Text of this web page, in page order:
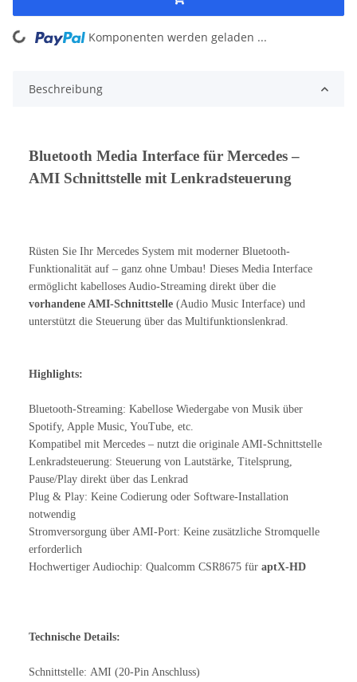
Komponenten werden geladen ...
Beschreibung
Bluetooth Media Interface für Mercedes –
AMI Schnittstelle mit Lenkradsteuerung
Rüsten Sie Ihr Mercedes System mit moderner Bluetooth-
Funktionalität auf – ganz ohne Umbau! Dieses Media Interface
ermöglicht kabelloses Audio-Streaming direkt über die
vorhandene AMI-Schnittstelle (Audio Music Interface) und
unterstützt die Steuerung über das Multifunktionslenkrad.
Highlights:
Bluetooth-Streaming: Kabellose Wiedergabe von Musik über
Spotify, Apple Music, YouTube, etc.
Kompatibel mit Mercedes – nutzt die originale AMI-Schnittstelle
Lenkradsteuerung: Steuerung von Lautstärke, Titelsprung,
Pause/Play direkt über das Lenkrad
Plug & Play: Keine Codierung oder Software-Installation
notwendig
Stromversorgung über AMI-Port: Keine zusätzliche Stromquelle
erforderlich
Hochwertiger Audiochip: Qualcomm CSR8675 für aptX-HD
Technische Details:
Schnittstelle: AMI (20-Pin Anschluss)